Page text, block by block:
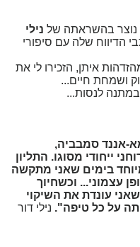
נוצר בהשראתה של נילי
הדיווח שלה עם סיפורי
איתן, הזכירו לי את
ושמחת חיים...
במתנה לנסות...
אננד סמבביה,
ייחודי מסוגו. התליון
בימים שאני מתקשה
עצמוני... וכשחיוך
עונדת את השיקוי
על כל טיפה". נילי דור